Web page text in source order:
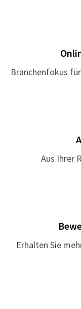
Branchenfokus
Aus Ihrer
Erhalten Sie